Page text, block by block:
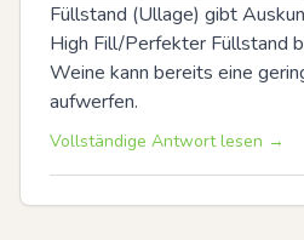
Füllstand (Ullage) gibt
High Fill/Perfekter Füllstand
Weine kann bereits eine
aufwerfen.
Vollständige Antwort lesen →